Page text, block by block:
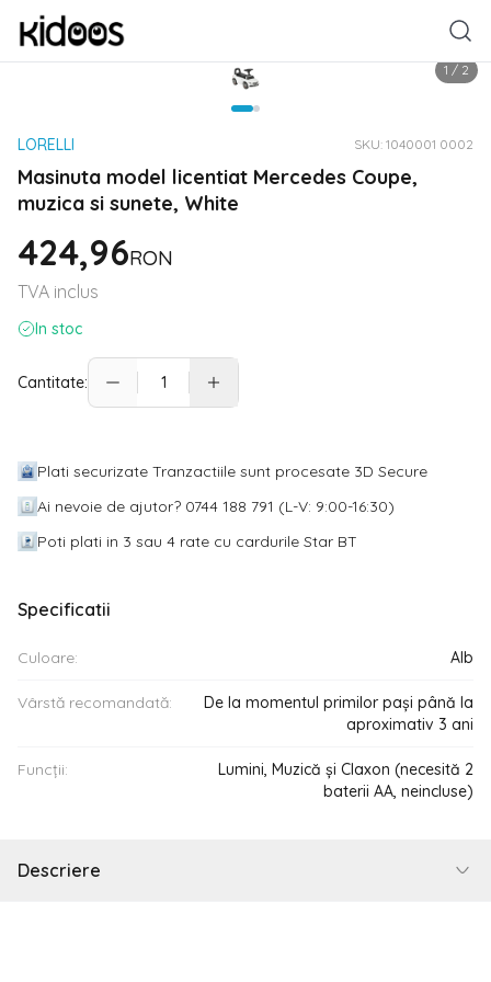
1 / 2
LORELLI SKU: 1040001 0002
Masinuta model licentiat Mercedes Coupe,
muzica si sunete, White
424,96RON
TVA inclus
In stoc
Cantitate:
Plati securizate Tranzactiile sunt procesate 3D Secure
Ai nevoie de ajutor? 0744 188 791 (L-V: 9:00-16:30)
Poti plati in 3 sau 4 rate cu cardurile Star BT
Specificatii
Culoare: Alb
Vârstă recomandată:
De la momentul primilor pași până la
aproximativ 3 ani
Funcții:
Lumini, Muzică și Claxon (necesită 2
baterii AA, neincluse)
Descriere